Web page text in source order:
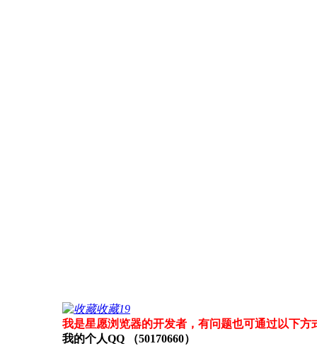
收藏19
我是星愿浏览器的开发者，有问题也可通过以下方
我的个人QQ （50170660）